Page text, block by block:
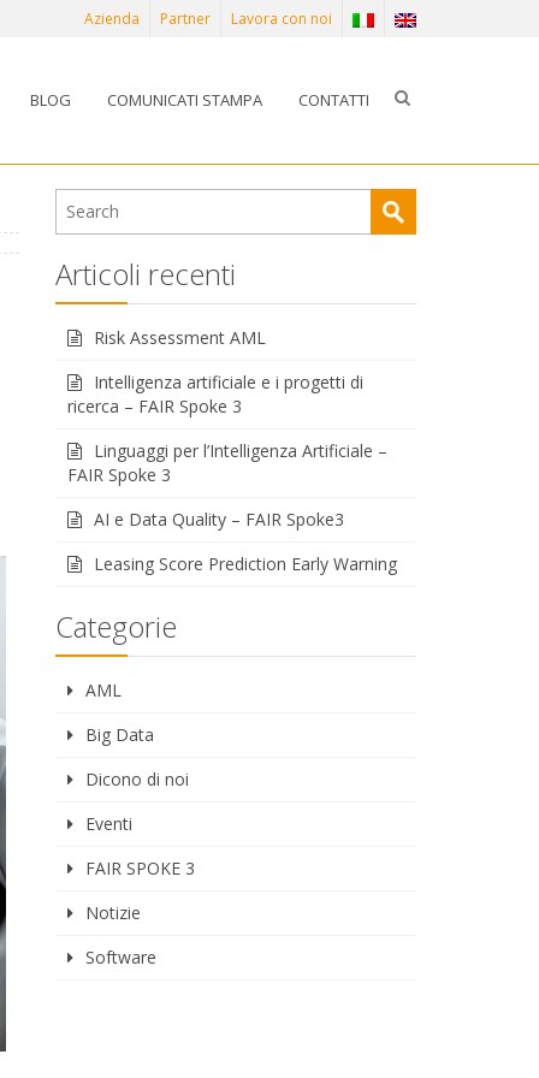
Azienda Partner Lavora con noi
BLOG COMUNICATI STAMPA CONTATTI
Articoli recenti
Risk Assessment AML
Intelligenza artificiale e i progetti di
ricerca – FAIR Spoke 3
Linguaggi per l’Intelligenza Artificiale –
FAIR Spoke 3
AI e Data Quality – FAIR Spoke3
Leasing Score Prediction Early Warning
Categorie
AML
Big Data
Dicono di noi
Eventi
FAIR SPOKE 3
Notizie
Software